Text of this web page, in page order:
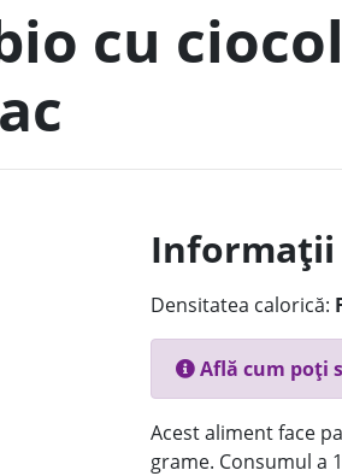
cu
Densitatea calorică:
Află cum poți
Acest aliment face
grame. Consumul a